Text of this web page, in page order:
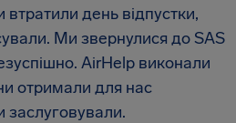
день відпустки,
Ми звернулися до SAS
AirHelp виконали
отримали для нас
заслуговували.